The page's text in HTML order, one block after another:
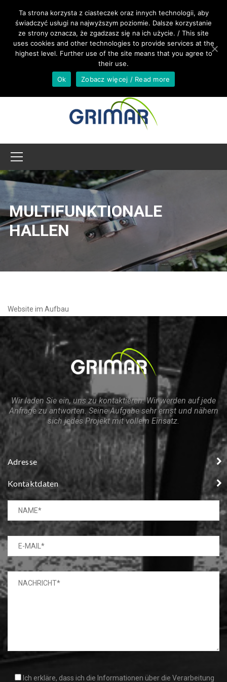
RUFEN SIE UNS AN +48 533 967 605
INTERNATIONAL@GRIMAR.EU
MULTIFUNKTIONALE
HALLEN
Website im Aufbau
Wir laden Sie ein, uns zu kontaktieren. Wir werden auf jede
Anfrage zu antworten. Seine Aufgabe sehr ernst und nähern
sich jedes Projekt mit vollem Einsatz.
Adresse
Kontaktdaten
Ich erkläre, dass ich die Informationen über die Verarbeitung
Ta strona korzysta z ciasteczek oraz innych technologii, aby
świadczyć usługi na najwyższym poziomie. Dalsze korzystanie
ze strony oznacza, że zgadzasz się na ich użycie. / This site
uses cookies and other technologies to provide services at the
highest level. Further use of the site means that you agree to
their use.
Ok
Zobacz więcej / Read more